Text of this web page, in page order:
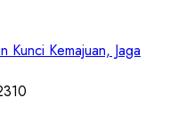
Kunci Kemajuan, Jaga